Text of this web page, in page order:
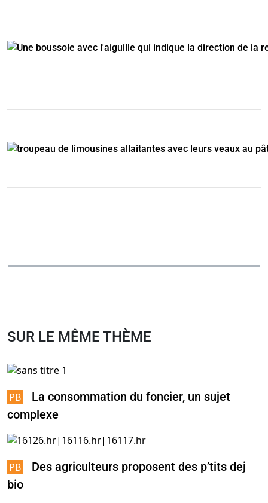
SUR LE MÊME THÈME
La consommation du foncier, un sujet
complexe
Des agriculteurs proposent des p’tits dej
bio